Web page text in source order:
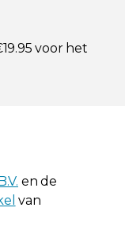
voor het
en de
van